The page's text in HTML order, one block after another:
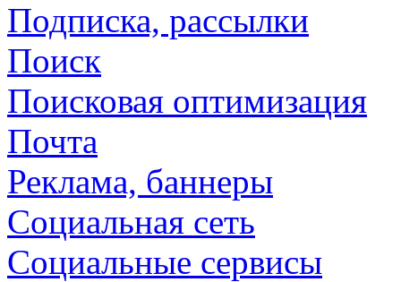
Подписка, рассылки
Поиск
Поисковая оптимизация
Почта
Реклама, баннеры
Социальная сеть
Социальные сервисы